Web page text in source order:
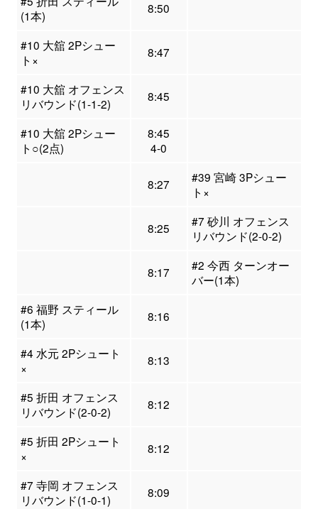
(1本)
8:50
#10 大舘 2Pシュー
ト×
8:47
#10 大舘 オフェンス
リバウンド(1-1-2)
8:45
#10 大舘 2Pシュー
ト○(2点)
8:45
4-0
8:27
#39 宮崎 3Pシュー
ト×
8:25
#7 砂川 オフェンス
リバウンド(2-0-2)
8:17
#2 今西 ターンオー
バー(1本)
#6 福野 スティール
(1本)
8:16
#4 水元 2Pシュート
×
8:13
#5 折田 オフェンス
リバウンド(2-0-2)
8:12
#5 折田 2Pシュート
×
8:12
#7 寺岡 オフェンス
リバウンド(1-0-1)
8:09